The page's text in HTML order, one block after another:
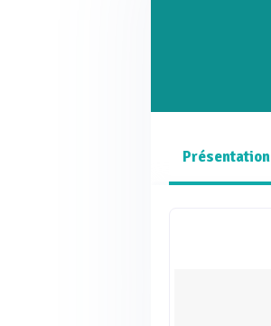
Présentation